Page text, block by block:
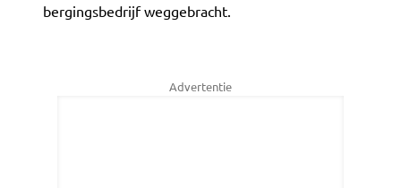
bergingsbedrijf weggebracht.
Advertentie